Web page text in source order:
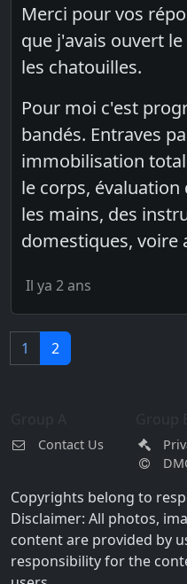
Merci pour vos
que j'avais ouvert
les chatouilles.
Pour moi c'est
bandés. Entraves
immobilisation
le corps, évaluation
les mains, des
domestiques, voire
Il ya 2 ans
1 2
Contact Us
Copyrights belong to
Disclaimer: All photos,
content are provided by
responsibility for the